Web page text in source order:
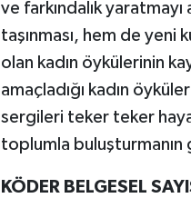
ve farkındalık
taşınması, hem de yeni
olan kadın öykülerinin
amaçladığı kadın
sergileri teker teker
toplumla buluşturmanın
KÖDER BELGESEL